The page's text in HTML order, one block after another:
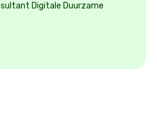
Digitale Duurzame